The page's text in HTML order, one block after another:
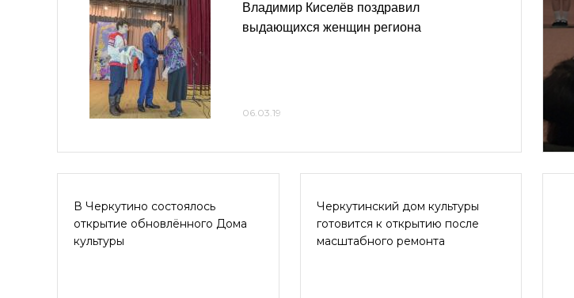
Владимир Киселёв поздравил
выдающихся женщин региона
06.03.19
В Черкутино состоялось
открытие обновлённого Дома
культуры
Черкутинский дом культуры
готовится к открытию после
масштабного ремонта